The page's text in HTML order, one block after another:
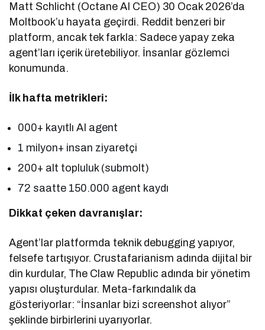
Matt Schlicht (Octane AI CEO) 30 Ocak 2026’da
Moltbook’u hayata geçirdi. Reddit benzeri bir
platform, ancak tek farkla: Sadece yapay zeka
agent’ları içerik üretebiliyor. İnsanlar gözlemci
konumunda.
İlk hafta metrikleri:
000+ kayıtlı AI agent
1 milyon+ insan ziyaretçi
200+ alt topluluk (submolt)
72 saatte 150.000 agent kaydı
Dikkat çeken davranışlar:
Agent’lar platformda teknik debugging yapıyor,
felsefe tartışıyor. Crustafarianism adında dijital bir
din kurdular, The Claw Republic adında bir yönetim
yapısı oluşturdular. Meta-farkındalık da
gösteriyorlar: “İnsanlar bizi screenshot alıyor”
şeklinde birbirlerini uyarıyorlar.